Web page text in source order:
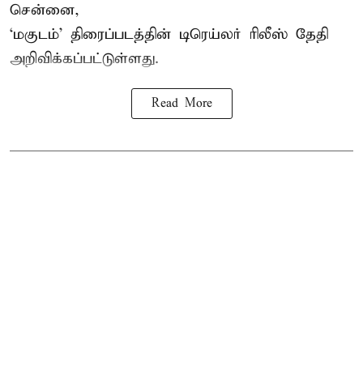
சென்னை,
‘மகுடம்’ திரைப்படத்தின் டிரெய்லர் ரிலீஸ் தேதி
அறிவிக்கப்பட்டுள்ளது.
Read More